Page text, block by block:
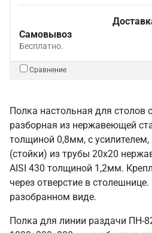
Самовывоз
Бесплатно.
Сравнение
Полка настольная для
разборная из нержавеющей
толщиной 0,8мм, с
(стойки) из трубы 20х20
AISI 430 толщиной 1,2мм.
через отверстие в
разобранном виде.
Полка для линии раздачи ПН-